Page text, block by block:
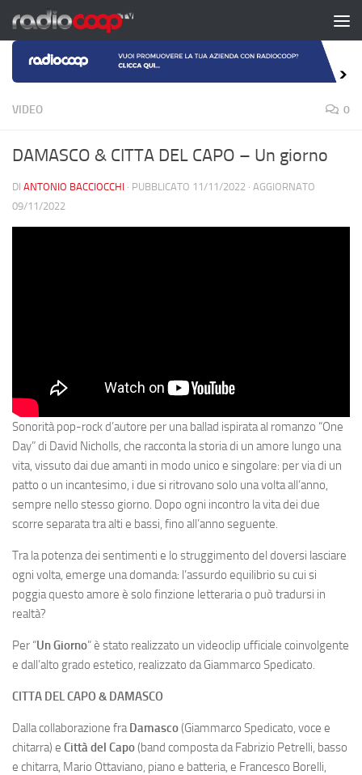
Salta al contenuto
VIDEO 0
DAMASCO & CITTA DEL CAPO – Un giorno
DI ANTONIO BACCIOCCHI · PUBBLICATO 11/11/2022 · AGGIORNATO
09/11/2022
Sonorità pop-rock d’autore per una ballad ispirata al romanzo “One
Day” di David Nicholls, che racconta la storia di un amore lungo una
vita, vissuto dai due amanti in modo unico e singolare: per via di un
patto o un incantesimo, i due si ritrovano solo una volta all’anno,
sempre nello stesso giorno. Dopo ogni incontro la vita dei due
scorre separata tra alti e bassi, fino all’anno seguente.
Tra la potenza dei sentimenti e lo struggimento del doversi lasciare
ogni volta, emerge una domanda: l’assurdo equilibrio su cui si
poggia questo amore è solo finzione letteraria o può tradursi in
realtà?
Per “Un Giorno” è stato realizzato un videoclip ufficiale coinvolgente
e dall’alto grado estetico, realizzato da Giammarco Spedicato.
CITTA DEL CAPO & DAMASCO
Dalla collaborazione fraDamasco(Giammarco Spedicato, voce e
chitarra) e Città del Capo(band composta da Fabrizio Petrelli, basso
e chitarra, Mario Ottaviano, piano e batteria, e Francesco Borelli,